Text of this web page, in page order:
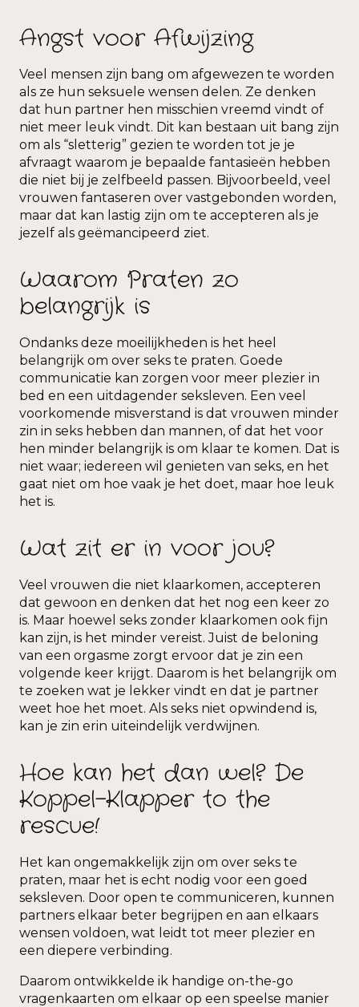
Angst voor Afwijzing
Veel mensen zijn bang om afgewezen te worden
als ze hun seksuele wensen delen. Ze denken
dat hun partner hen misschien vreemd vindt of
niet meer leuk vindt. Dit kan bestaan ​​uit bang zijn
om als “sletterig” gezien te worden tot je je
afvraagt ​​waarom je bepaalde fantasieën hebben
die niet bij je zelfbeeld passen. Bijvoorbeeld, veel
vrouwen fantaseren over vastgebonden worden,
maar dat kan lastig zijn om te accepteren als je
jezelf als geëmancipeerd ziet.
Waarom Praten zo
belangrijk is
Ondanks deze moeilijkheden is het heel
belangrijk om over seks te praten. Goede
communicatie kan zorgen voor meer plezier in
bed en een uitdagender seksleven. Een veel
voorkomende misverstand is dat vrouwen minder
zin in seks hebben dan mannen, of dat het voor
hen minder belangrijk is om klaar te komen. Dat is
niet waar; iedereen wil genieten van seks, en het
gaat niet om hoe vaak je het doet, maar hoe leuk
het is.
Wat zit er in voor jou?
Veel vrouwen die niet klaarkomen, accepteren
dat gewoon en denken dat het nog een keer zo
is. Maar hoewel seks zonder klaarkomen ook fijn
kan zijn, is het minder vereist. Juist de beloning
van een orgasme zorgt ervoor dat je zin een
volgende keer krijgt. Daarom is het belangrijk om
te zoeken wat je lekker vindt en dat je partner
weet hoe het moet. Als seks niet opwindend is,
kan je zin erin uiteindelijk verdwijnen.
Hoe kan het dan wel? De
Koppel-Klapper to the
rescue!
Het kan ongemakkelijk zijn om over seks te
praten, maar het is echt nodig voor een goed
seksleven. Door open te communiceren, kunnen
partners elkaar beter begrijpen en aan elkaars
wensen voldoen, wat leidt tot meer plezier en
een diepere verbinding.
Daarom ontwikkelde ik handige on-the-go
vragenkaarten om elkaar op een speelse manier